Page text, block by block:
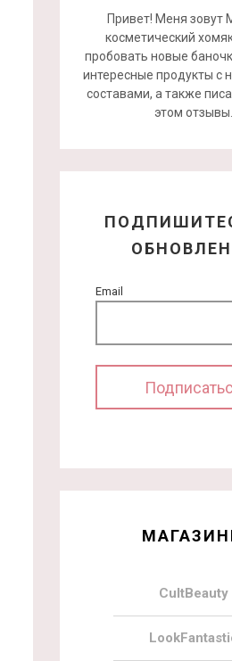
Привет! Меня зовут
косметический
пробовать новые
интересные продукты с
составами, а также
этом отзывы.
Email
CultBeauty